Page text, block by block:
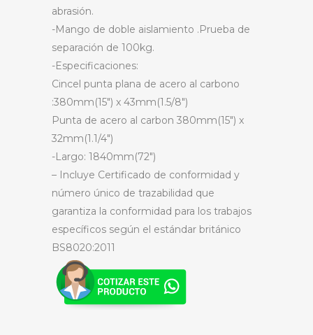
abrasión.
-Mango de doble aislamiento .Prueba de
separación de 100kg.
-Especificaciones:
Cincel punta plana de acero al carbono
:380mm(15″) x 43mm(1.5/8″)
Punta de acero al carbon 380mm(15″) x
32mm(1.1/4″)
-Largo: 1840mm(72″)
– Incluye Certificado de conformidad y
número único de trazabilidad que
garantiza la conformidad para los trabajos
específicos según el estándar británico
BS8020:2011